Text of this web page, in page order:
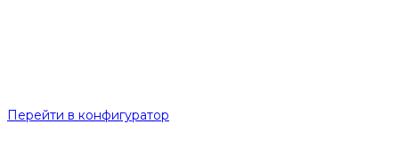
Перейти в конфигуратор